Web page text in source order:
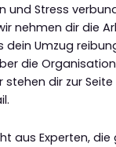
und Stress
nehmen dir die
dein Umzug
die
stehen dir zur
aus Experten, die